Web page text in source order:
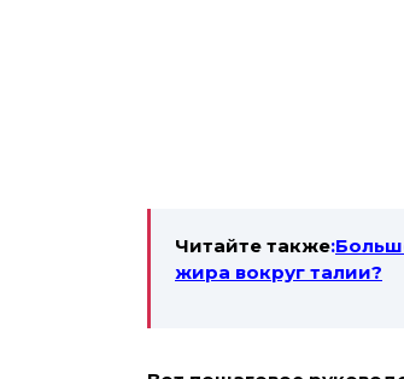
Читайте также:
жира вокруг талии?